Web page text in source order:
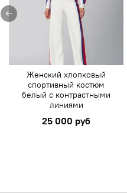
Женский хлопковый
спортивный костюм
белый с контрастными
линиями
25 000 руб